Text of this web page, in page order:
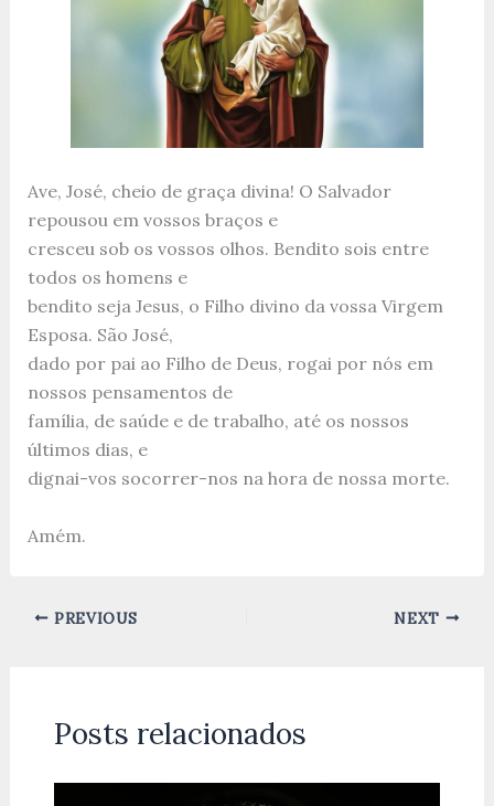
Ave, José, cheio de graça divina! O Salvador
repousou em vossos braços e
cresceu sob os vossos olhos. Bendito sois entre
todos os homens e
bendito seja Jesus, o Filho divino da vossa Virgem
Esposa. São José,
dado por pai ao Filho de Deus, rogai por nós em
nossos pensamentos de
família, de saúde e de trabalho, até os nossos
últimos dias, e
dignai-vos socorrer-nos na hora de nossa morte.
Amém.
PREVIOUS NEXT
Posts relacionados